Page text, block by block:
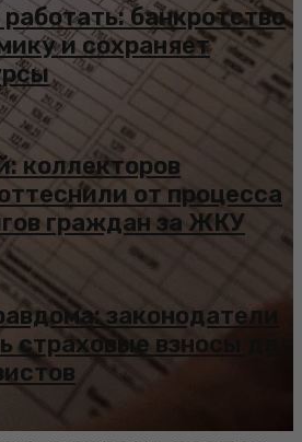
банкротство
и сохраняет
коллекторов
от процесса
граждан за ЖКУ
законодатели
страховые взносы для